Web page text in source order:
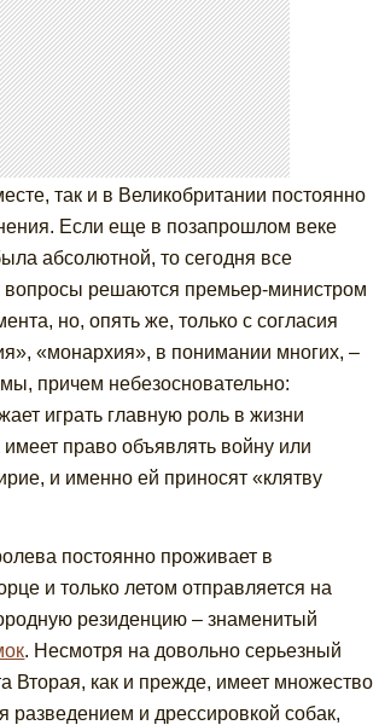
так и в Великобритании постоянно
Если еще в позапрошлом веке
абсолютной, то сегодня все
вопросы решаются премьер-министром
но, опять же, только с согласия
«монархия», в понимании многих, –
причем небезосновательно:
играть главную роль в жизни
имеет право объявлять войну или
и именно ей приносят «клятву
постоянно проживает в
и только летом отправляется на
резиденцию – знаменитый
. Несмотря на довольно серьезный
Вторая, как и прежде, имеет множество
разведением и дрессировкой собак,